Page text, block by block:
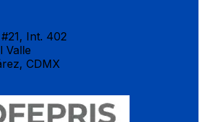
Int. 402
Valle
CDMX